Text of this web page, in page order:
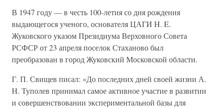
В 1947 году — в честь 100-летия со дня рождения
выдающегося ученого, основателя ЦАГИ H. E.
Жуковского указом Президиума Верховного Совета
РСФСР от 23 апреля поселок Стаханово был
преобразован в город Жуковский Московской области.
Г. П. Свищев писал: «До последних дней своей жизни А.
Н. Туполев принимал самое активное участие в развитии
и совершенствовании экспериментальной базы для